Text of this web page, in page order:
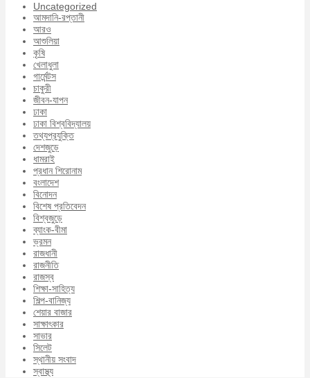
Uncategorized
আমদানি-রপ্তানী
আরও
আশুলিয়া
কৃষি
খেলাধুলা
গার্মেন্টস
চাকুরী
জীবন-যাপন
ঢাকা
ঢাকা বিশ্ববিদ্যালয়
তথ্যপ্রযুক্তি
দেশজুড়ে
ধামরাই
প্রধান শিরোনাম
বংলাদেশ
বিনোদন
বিশেষ প্রতিবেদন
বিশ্বজুড়ে
ব্যাংক-বীমা
ভ্রমন
রাজধানী
রাজনীতি
রাজস্ব
শিক্ষা-সাহিত্য
শিল্প-বানিজ্য
শেয়ার বাজার
সাক্ষাৎকার
সাভার
সিলেট
স্থানীয় সংবাদ
স্বাস্থ্য